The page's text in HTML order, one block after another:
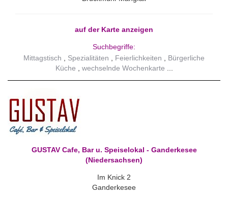
auf der Karte anzeigen
Suchbegriffe:
Mittagstisch
Spezialitäten Feierlichkeiten
Bürgerliche
Küche
wechselnde Wochenkarte
GUSTAV Cafe, Bar u. Speiselokal - Ganderkesee
(Niedersachsen)
Im Knick 2
Ganderkesee